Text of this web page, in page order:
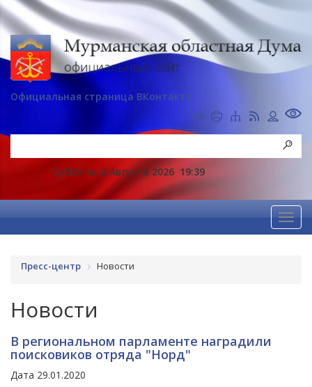
Официальная страница ВКонтакте
Суббота, 8 Августа 2026 19:39
Пресс-центр Новости
Новости
В региональном парламенте наградили
поисковиков отряда "Норд"
Дата 29.01.2020